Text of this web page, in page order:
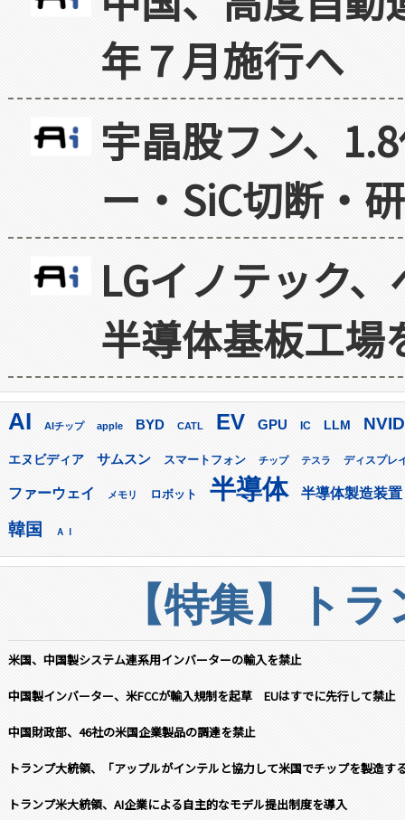
年７月施行へ
宇晶股フン、
ー・SiC切断・
LGイノテック
半導体基板工場
AI AIチップ apple BYD CATL EV GPU IC LLM
エヌビディア サムスン スマートフォン チップ テスラ ディスプレ
ファーウェイ メモリ ロボット 半導体 半導体製造装置
韓国 ＡＩ
【特集】ト
米国、中国製システム連系用インバーターの輸入を禁止
中国製インバーター、米FCCが輸入規制を起草 EUはすでに先行して禁止
中国財政部、46社の米国企業製品の調達を禁止
トランプ大統領、「アップルがインテルと協力して米国でチップを製造す
トランプ米大統領、AI企業による自主的なモデル提出制度を導入